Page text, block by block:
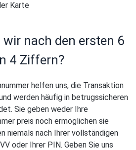
Karte
nach den ersten 6
4 Ziffern?
helfen uns, die Transaktion
werden häufig in betrugssicheren
Sie geben weder Ihre
preis noch ermöglichen sie
niemals nach Ihrer vollständigen
oder Ihrer PIN. Geben Sie uns